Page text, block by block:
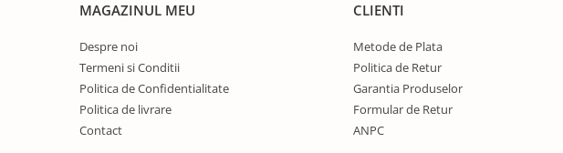
MAGAZINUL MEU
Despre noi
Termeni si Conditii
Politica de Confidentialitate
Politica de livrare
Contact
CLIENTI
Metode de Plata
Politica de Retur
Garantia Produselor
Formular de Retur
ANPC